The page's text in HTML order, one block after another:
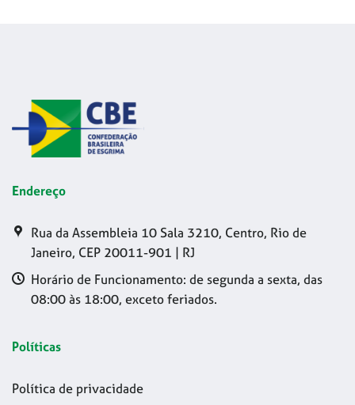
Endereço
Rua da Assembleia 10 Sala 3210, Centro, Rio de
Janeiro, CEP 20011-901 | RJ
Horário de Funcionamento: de segunda a sexta, das
08:00 às 18:00, exceto feriados.
Políticas
Política de privacidade